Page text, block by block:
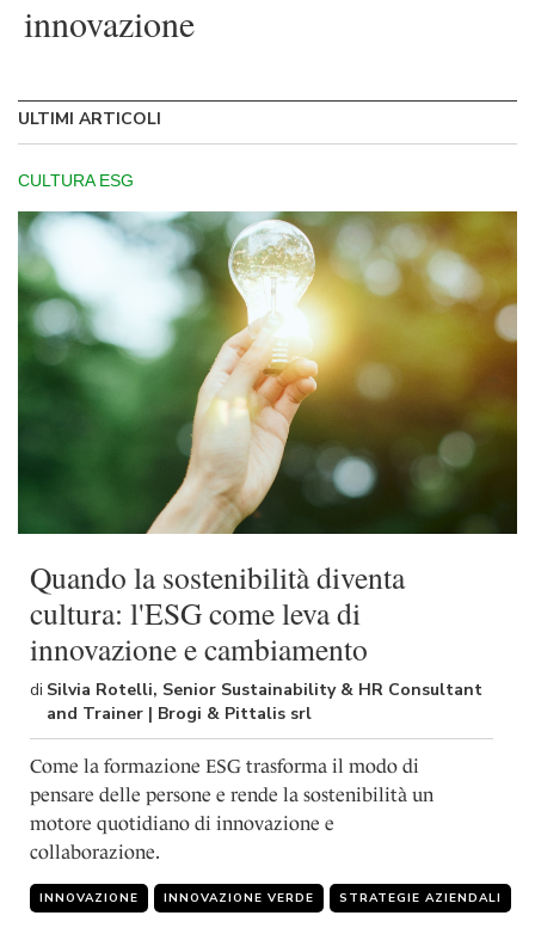
innovazione
ULTIMI ARTICOLI
CULTURA ESG
Quando la sostenibilità diventa
cultura: l'ESG come leva di
innovazione e cambiamento
di Silvia Rotelli, Senior Sustainability & HR Consultant
and Trainer | Brogi & Pittalis srl
Come la formazione ESG trasforma il modo di
pensare delle persone e rende la sostenibilità un
motore quotidiano di innovazione e
collaborazione.
INNOVAZIONE INNOVAZIONE VERDE STRATEGIE AZIENDALI